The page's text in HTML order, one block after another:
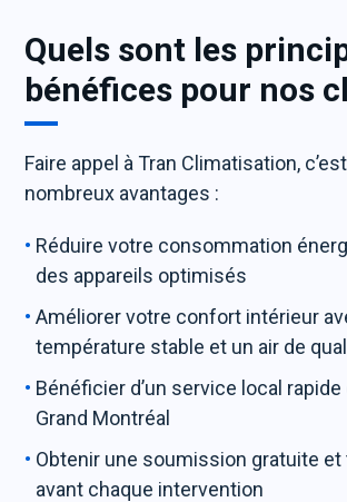
Quels sont les
bénéfices pour nos
Faire appel à Tran Climatisation,
nombreux avantages :
Réduire votre consommation
des appareils optimisés
Améliorer votre confort intérieur
température stable et un air de
Bénéficier d’un service local
Grand Montréal
Obtenir une soumission gratuite
avant chaque intervention